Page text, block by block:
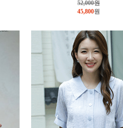
52,000원
45,800원